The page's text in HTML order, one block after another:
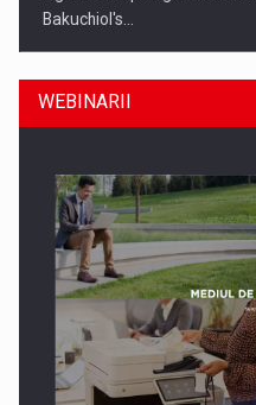
Bakuchiol's…
Producatorii si comerciantii
reglementari…
WEBINARII